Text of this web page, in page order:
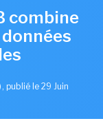
combine
, publié le 29 Juin